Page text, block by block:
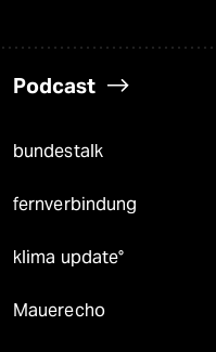
Podcast
bundestalk
fernverbindung
klima update°
Mauerecho